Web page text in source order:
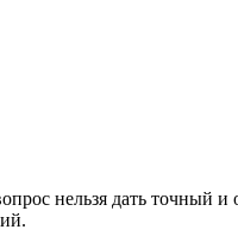
нельзя дать точный и